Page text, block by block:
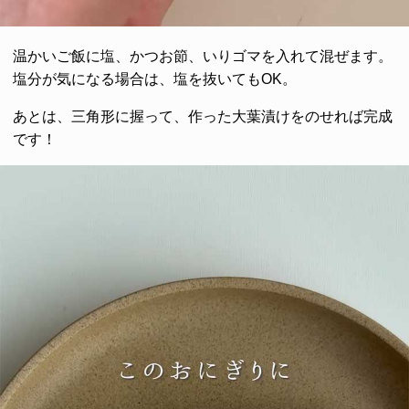
温かいご飯に塩、かつお節、いりゴマを入れて混ぜます。
塩分が気になる場合は、塩を抜いてもOK。
あとは、三角形に握って、作った大葉漬けをのせれば完成
です！